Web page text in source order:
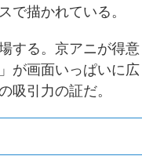
で描かれている。
する。京アニが得意
が画面いっぱいに広
吸引力の証だ。